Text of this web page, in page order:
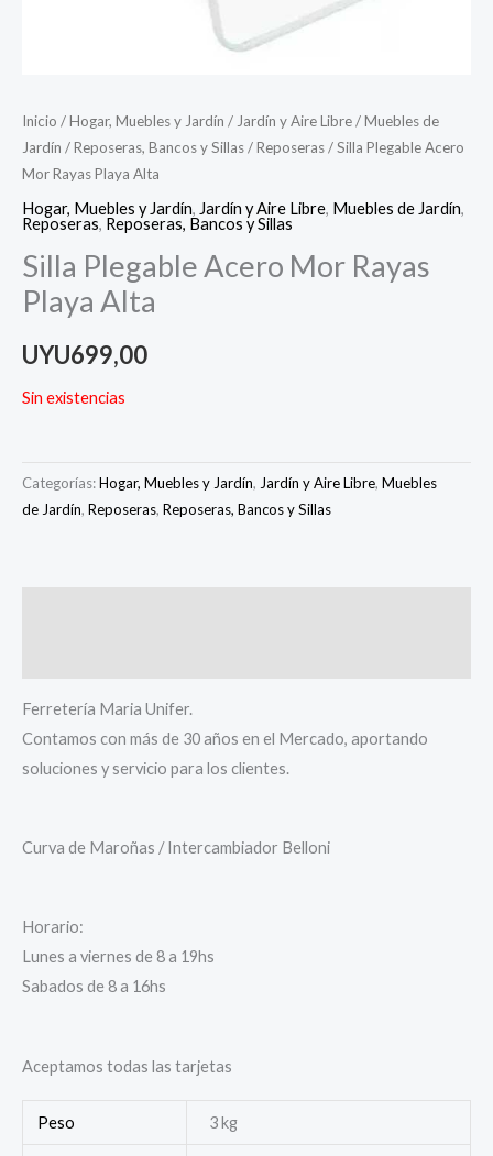
Inicio /Hogar, Muebles y Jardín / Jardín y Aire Libre/Muebles de
Jardín /Reposeras, Bancos y Sillas/Reposeras/ Silla Plegable Acero
Mor Rayas Playa Alta
Hogar, Muebles y Jardín, Jardín y Aire Libre, Muebles de Jardín,
Reposeras, Reposeras, Bancos y Sillas
Silla Plegable Acero Mor Rayas
Playa Alta
UYU699,00
Sin existencias
Categorías:Hogar, Muebles y Jardín, Jardín y Aire Libre, Muebles
de Jardín, Reposeras, Reposeras, Bancos y Sillas
Ferretería Maria Unifer.
Contamos con más de 30 años en el Mercado, aportando
soluciones y servicio para los clientes.
Curva de Maroñas / Intercambiador Belloni
Horario:
Lunes a viernes de 8 a 19hs
Sabados de 8 a 16hs
Aceptamos todas las tarjetas
Peso 3 kg